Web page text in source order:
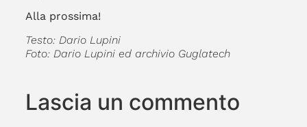
Alla prossima!
Testo: Dario Lupini
Foto: Dario Lupini ed archivio Guglatech
Lascia un commento